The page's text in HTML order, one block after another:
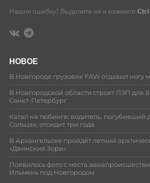
Нашли ошибку? Выделите её и нажмите
НОВОЕ
В Новгороде грузовик FAW отдавил ногу
В Новгородской области строят ЛЭП для
Санкт-Петербург
Катал на тюбинге: водитель, погубивший
Сольцах, отсидит три года
В Архангельске пройдёт летний
«Двинские Зори»
Появилось фото с места
Ильмень под Новгородом